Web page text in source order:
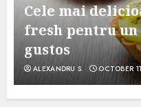
Cele mai
fresh pentru un
gustos
ALEXANDRU S. OCTOBER